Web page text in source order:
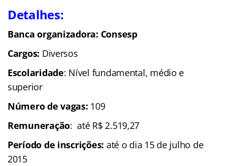
Detalhes:
Banca organizadora: Consesp
Cargos: Diversos
Escolaridade: Nível fundamental, médio e
superior
Número de vagas: 109
Remuneração: até R$ 2.519,27
Período de inscrições: até o dia 15 de julho de
2015